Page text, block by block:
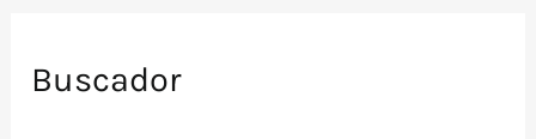
Buscador